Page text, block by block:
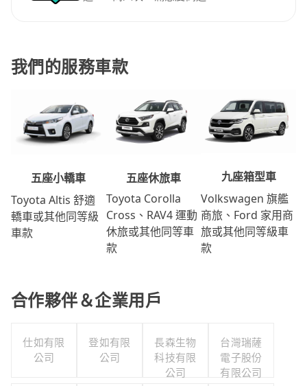
我們的服務車款
五座小轎車
Toyota Altis 舒適
轎車或其他同等級
車款
五座休旅車
Toyota Corolla
Cross、RAV4 運動
休旅或其他同等車
款
九座箱型車
Volkswagen 旗艦
商旅、Ford 家用商
旅或其他同等級車
款
合作夥伴＆企業用戶
仕如有限
公司
登如有限
公司
長森生物
科技有限
公司
台灣瑞薩
電子股份
有限公司